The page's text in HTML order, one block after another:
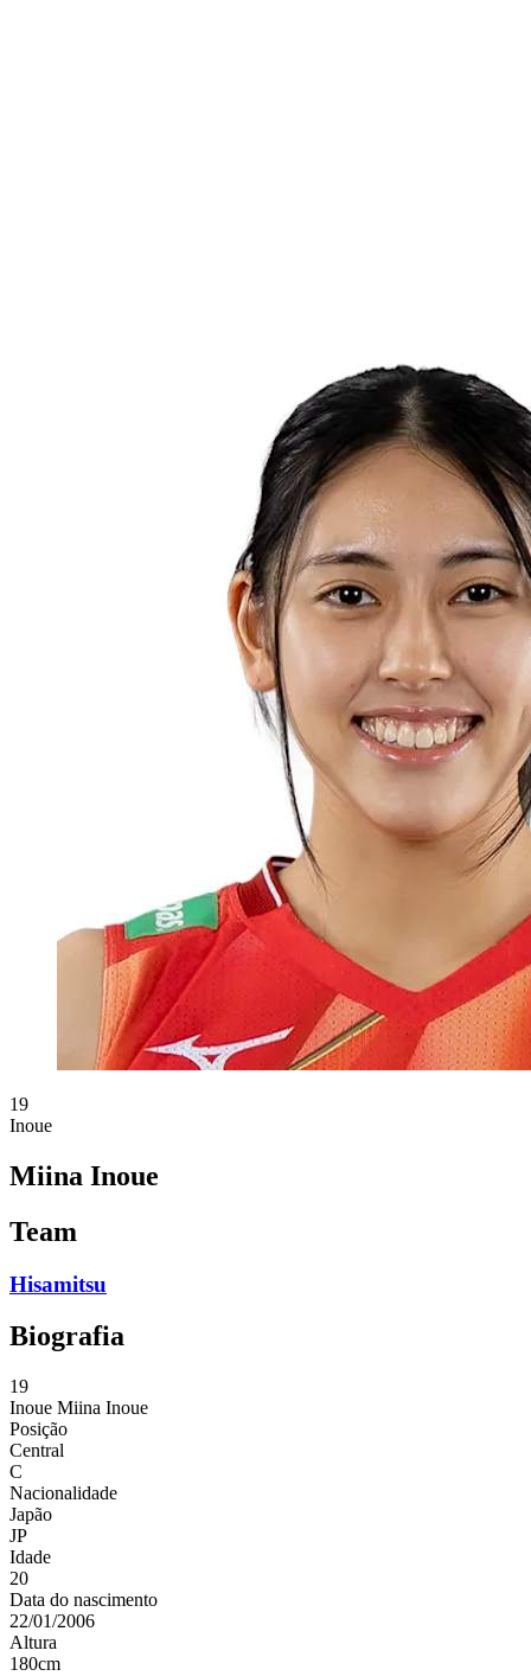
19
Inoue
Miina Inoue
Team
Hisamitsu
Biografia
19
Inoue Miina Inoue
Posição
Central
C
Nacionalidade
Japão
JP
Idade
20
Data do nascimento
22/01/2006
Altura
180cm